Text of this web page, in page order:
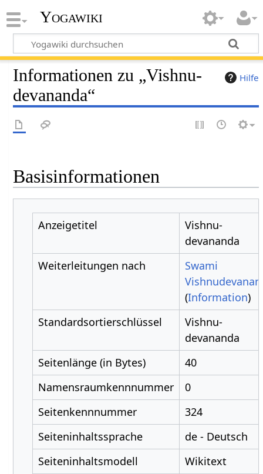
Yogawiki
Hilfe
Informationen zu „Vishnu-
devananda“
Basisinformationen
Anzeigetitel
Vishnu-
devananda
Weiterleitungen nach
Swami
(Information)
Standardsortierschlüssel
Vishnu-
devananda
Seitenlänge (in Bytes)
40
Namensraumkennnummer
0
Seitenkennnummer
324
Seiteninhaltssprache
de - Deutsch
Seiteninhaltsmodell
Wikitext